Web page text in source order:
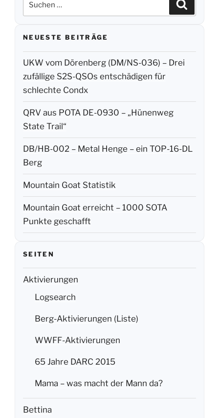
nach:
NEUESTE BEITRÄGE
UKW vom Dörenberg (DM/NS-036) – Drei
zufällige S2S-QSOs entschädigen für
schlechte Condx
QRV aus POTA DE-0930 – „Hünenweg
State Trail“
DB/HB-002 – Metal Henge – ein TOP-16-DL
Berg
Mountain Goat Statistik
Mountain Goat erreicht – 1000 SOTA
Punkte geschafft
SEITEN
Aktivierungen
Logsearch
Berg-Aktivierungen (Liste)
WWFF-Aktivierungen
65 Jahre DARC 2015
Mama – was macht der Mann da?
Bettina